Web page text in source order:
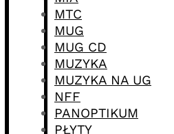
MTC
MUG
MUG CD
MUZYKA
MUZYKA NA UG
NFF
PANOPTIKUM
PŁYTY